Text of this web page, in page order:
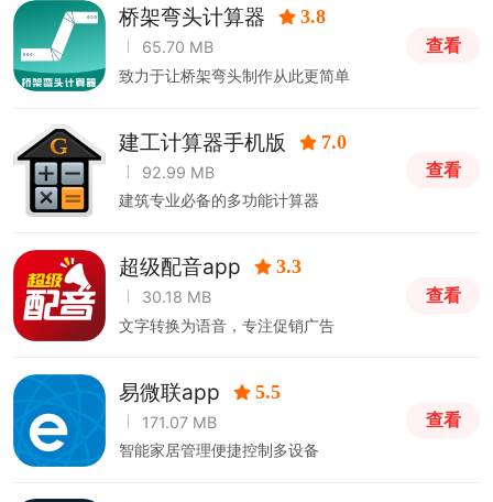
桥架弯头计算器 3.8
65.70 MB
致力于让桥架弯头制作从此更简单
查看
建工计算器手机版 7.0
92.99 MB
建筑专业必备的多功能计算器
查看
超级配音app 3.3
30.18 MB
文字转换为语音，专注促销广告
查看
易微联app 5.5
171.07 MB
智能家居管理便捷控制多设备
查看